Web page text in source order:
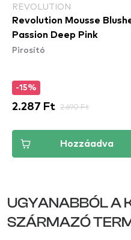
REVOLUTION
Revolution Mousse
Passion Deep Pink
Pirosító
-15%
2.287 Ft 2.690 Ft
Hozzáadva
UGYANABBÓL A
SZÁRMAZÓ